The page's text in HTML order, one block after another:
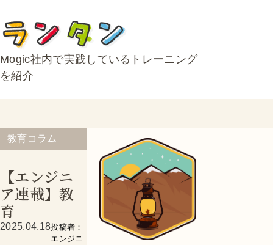
Mogic社内で実践しているトレーニング
を紹介
教育コラム
【エンジニ
ア連載】教
育
2025.04.18投稿者：
エンジニ